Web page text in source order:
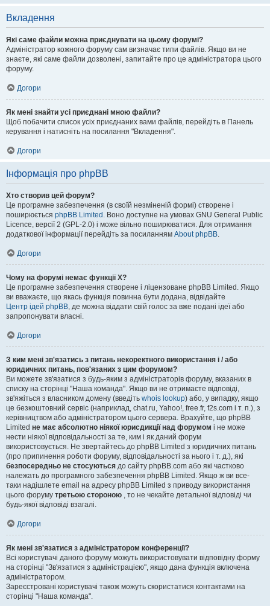
Вкладення
Які саме файли можна приєднувати на цьому форумі?
Адміністратор кожного форуму сам визначає типи файлів. Якщо ви не
знаєте, які саме файли дозволені, запитайте про це адміністратора цього
форуму.
Догори
Як мені знайти усі приєднані мною файли?
Щоб побачити список усіх приєднаних вами файлів, перейдіть в Панель
керування і натисніть на посилання "Вкладення".
Догори
Інформація про phpBB
Хто створив цей форум?
Це програмне забезпечення (в своїй незміненій формі) створене і
поширюється phpBB Limited . Воно доступне на умовах GNU General Public
Licence, версії 2 (GPL-2.0) і може вільно поширюватися. Для отримання
додаткової інформації перейдіть за посиланням About phpBB.
Догори
Чому на форумі немає функції X?
Це програмне забезпечення створене і ліцензоване phpBB Limited. Якщо
ви вважаєте, що якась функція повинна бути додана, відвідайте
Центр ідей phpBB, де можна віддати свій голос за вже подані ідеї або
запропонувати власні.
Догори
З ким мені зв'язатись з питань некоректного використання і / або
юридичних питань, пов'язаних з цим форумом?
Ви можете зв'язатися з будь-яким з адміністраторів форуму, вказаних в
списку на сторінці "Наша команда". Якщо ви не отримаєте відповіді,
зв'яжіться з власником домену (введіть whois lookup) або, у випадку, якщо
це безкоштовний сервіс (наприклад, chat.ru, Yahoo!, free.fr, f2s.com і т. п.), з
керівництвом або адміністратором цього сервера. Врахуйте, що phpBB
Limited не має абсолютно ніякої юрисдикції над форумом і не може
нести ніякої відповідальності за те, ким і як даний форум
використовується. Не звертайтесь до phpBB Limited з юридичних питань
(про припинення роботи форуму, відповідальності за нього і т. д.), які
безпосередньо не стосуються до сайту phpBB.com або які частково
належать до програмного забезпечення phpBB Limited. Якщо ж ви все-
таки надішлете email на адресу phpBB Limited з приводу використання
цього форуму третьою стороною , то не чекайте детальної відповіді чи
будь-якої відповіді взагалі.
Догори
Як мені зв'язатися з адміністратором конференції?
Всі користувачі даного форуму можуть використовувати відповідну форму
на сторінці "Зв'язатися з адміністрацією", якщо дана функція включена
адміністратором.
Зареєстровані користувачі також можуть скористатися контактами на
сторінці "Наша команда".